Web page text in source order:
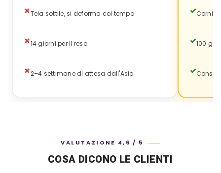
Tela sottile, si deforma col tempo
14 giorni per il reso
2–4 settimane di attesa dall'Asia
100
VALUTAZIONE 4,6 / 5
COSA DICONO LE CLIENTI